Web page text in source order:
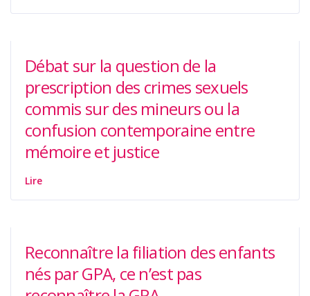
Débat sur la question de la
prescription des crimes sexuels
commis sur des mineurs ou la
confusion contemporaine entre
mémoire et justice
Lire
Reconnaître la filiation des enfants
nés par GPA, ce n’est pas